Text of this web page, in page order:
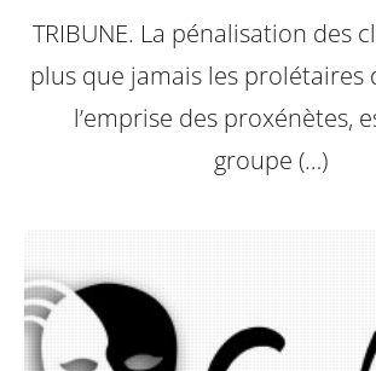
TRIBUNE. La pénalisation des
plus que jamais les prolétaires
l’emprise des proxénètes,
groupe (…)